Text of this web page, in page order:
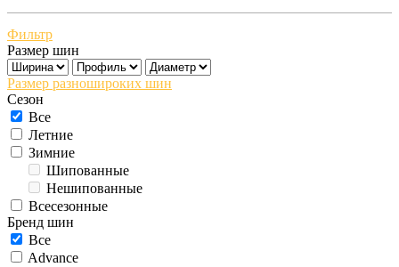
Фильтр
Размер шин
Размер разношироких шин
Сезон
Все
Летние
Зимние
Шипованные
Нешипованные
Всесезонные
Бренд шин
Все
Advance